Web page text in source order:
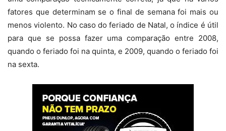
fatores que determinam se o final de semana foi mais ou
menos violento. No caso do feriado de Natal, o índice é útil
para que se possa fazer uma comparação entre 2008,
quando o feriado foi na quinta, e 2009, quando o feriado foi
na sexta.